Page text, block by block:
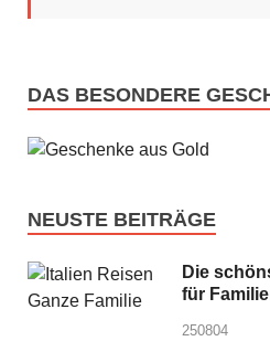
DAS BESONDERE
NEUSTE BEITRÄGE
Die
für
250804